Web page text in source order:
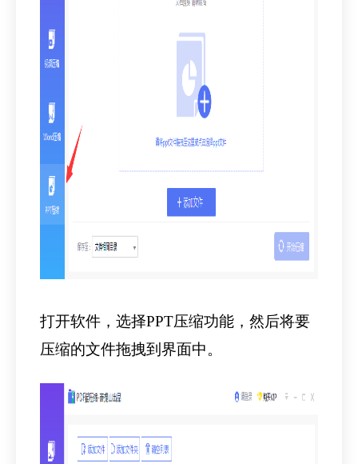
打开软件，选择PPT压缩功能，然后将要
压缩的文件拖拽到界面中。